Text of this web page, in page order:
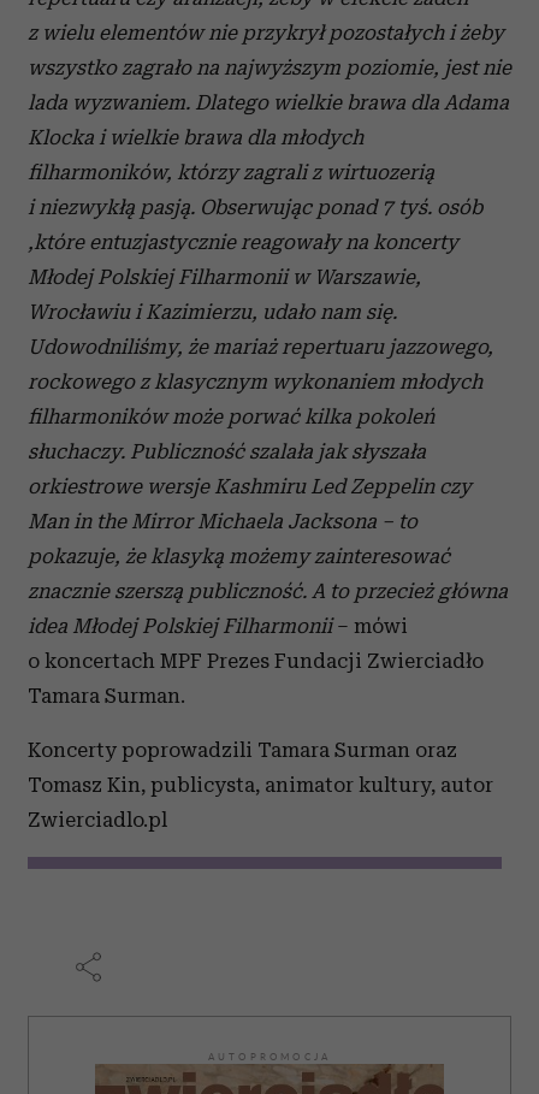
z wielu elementów nie przykrył pozostałych i żeby
wszystko zagrało na najwyższym poziomie, jest nie
lada wyzwaniem. Dlatego wielkie brawa dla Adama
Klocka i wielkie brawa dla młodych
filharmoników, którzy zagrali z wirtuozerią
i niezwykłą pasją. Obserwując ponad 7 tyś. osób
,które entuzjastycznie reagowały na koncerty
Młodej Polskiej Filharmonii w Warszawie,
Wrocławiu i Kazimierzu, udało nam się.
Udowodniliśmy, że mariaż repertuaru jazzowego,
rockowego z klasycznym wykonaniem młodych
filharmoników może porwać kilka pokoleń
słuchaczy. Publiczność szalała jak słyszała
orkiestrowe wersje Kashmiru Led Zeppelin czy
Man in the Mirror Michaela Jacksona – to
pokazuje, że klasyką możemy zainteresować
znacznie szerszą publiczność. A to przecież główna
idea Młodej Polskiej Filharmonii– mówi
o koncertach MPF Prezes Fundacji Zwierciadło
Tamara Surman.
Koncerty poprowadzili Tamara Surman oraz
Tomasz Kin, publicysta, animator kultury, autor
Zwierciadlo.pl
AUTOPROMOCJA